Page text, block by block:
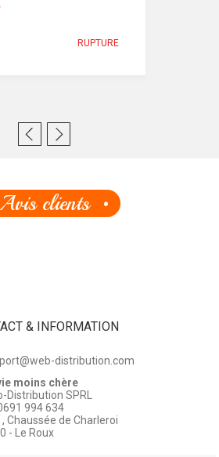
RUPTURE
Avis clients
& INFORMATION
distribution.com
moins chère
Distribution SPRL
994 634
, Chaussée de Charleroi
- Le Roux